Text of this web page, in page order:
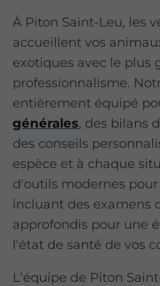
À Piton Saint-Leu, les
accueillent vos
exotiques avec le plus
professionnalisme.
entièrement équipé
générales, des bilans
des conseils
espèce et à chaque
d'outils modernes
incluant des examens
approfondis pour une
l'état de santé de vos
L'équipe de Piton